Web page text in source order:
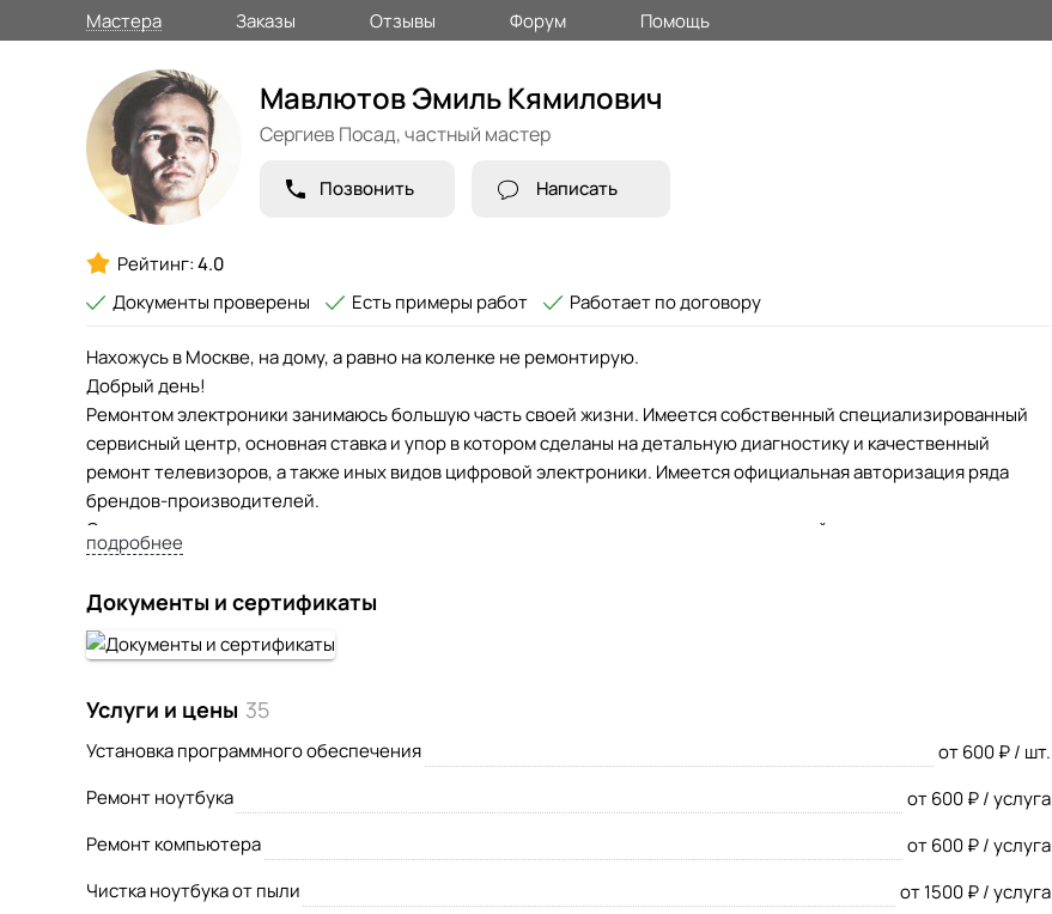
Мастера Заказы Отзывы Форум Помощь
Мавлютов Эмиль Кямилович
Сергиев Посад,частный мастер
Позвонить Написать
Рейтинг:4.0
Документы проверены
Есть примеры работ Работает по договору
Нахожусь в Москве, на дому, а равно на коленке не ремонтирую.
Добрый день!
Ремонтом электроники занимаюсь большую часть своей жизни. Имеется собственный специализированный
сервисный центр, основная ставка и упор в котором сделаны на детальную диагностику и качественный
ремонт телевизоров, а также иных видов цифровой электроники. Имеется официальная авторизация ряда
брендов-производителей.
Своих клиентов прошу с пониманием отнестись к тому, что не все виды качественной диагностики и ремонта
(особенно ремонт матриц и подсветки ЖК-телевизоров) возможно произвести в домашних условиях. По этой
сервисный центр и обратно к Вам.
подробнее
Документы и сертификаты
Услуги и цены 35
Установка программного обеспечения
от 600 ₽ / шт.
Ремонт ноутбука
от 600 ₽ / услуга
Ремонт компьютера
от 600 ₽ / услуга
Чистка ноутбука от пыли
от 1500 ₽ / услуга